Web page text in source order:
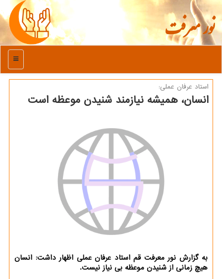
نور معرفت
منو
استاد عرفان عملی:
انسان، همیشه نیازمند شنیدن موعظه است
به گزارش نور معرفت قم استاد عرفان عملی اظهار داشت: انسان
هیچ زمانی از شنیدن موعظه بی نیاز نیست.